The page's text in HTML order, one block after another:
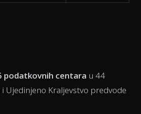
podatkovnih centara u 44
Ujedinjeno Kraljevstvo predvode